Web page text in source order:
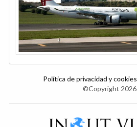
Política de privacidad y cookies
©Copyright 2026